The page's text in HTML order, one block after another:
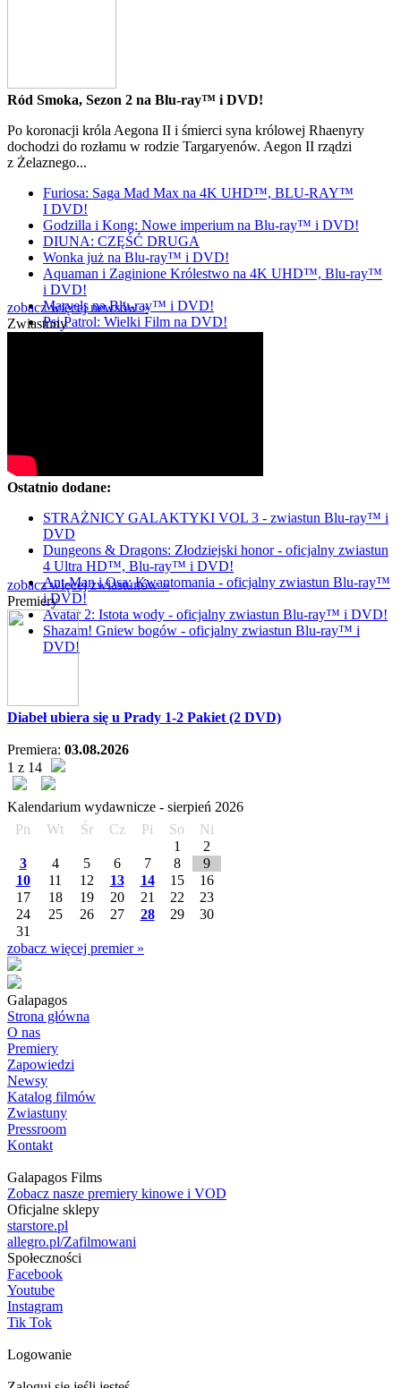
Ród Smoka, Sezon 2 na Blu-ray™ i DVD!
Po koronacji króla Aegona II i śmierci syna królowej Rhaenyry
dochodzi do rozłamu w rodzie Targaryenów. Aegon II rządzi
z Żelaznego...
Furiosa: Saga Mad Max na 4K UHD™, BLU-RAY™
I DVD!
Godzilla i Kong: Nowe imperium na Blu-ray™ i DVD!
DIUNA: CZĘŚĆ DRUGA
Wonka już na Blu-ray™ i DVD!
Aquaman i Zaginione Królestwo na 4K UHD™, Blu-ray™
i DVD!
Marvels na Blu-ray™ i DVD!
Psi Patrol: Wielki Film na DVD!
zobacz więcej newsów »
Zwiastuny
Ostatnio dodane:
STRAŻNICY GALAKTYKI VOL 3 - zwiastun Blu-ray™ i
DVD
Dungeons & Dragons: Złodziejski honor - oficjalny zwiastun
4 Ultra HD™, Blu-ray™ i DVD!
Ant-Man i Osa: Kwantomania - oficjalny zwiastun Blu-ray™
i DVD!
Avatar 2: Istota wody - oficjalny zwiastun Blu-ray™ i DVD!
Shazam! Gniew bogów - oficjalny zwiastun Blu-ray™ i
DVD!
zobacz więcej zwiastunów »
Premiery
Diabeł ubiera się u Prady 1-2 Pakiet (2 DVD)
Premiera: 03.08.2026
1 z 14
Kalendarium wydawnicze - sierpień 2026
Pn
Wt Śr Cz Pi So
Ni
1
2
3
4 5 6 7 8
9
10
11 12 13 14 15
16
17
18 19 20 21 22
23
24
25 26 27 28 29
30
31
zobacz więcej premier »
Galapagos
Strona główna
O nas
Premiery
Zapowiedzi
Newsy
Katalog filmów
Zwiastuny
Pressroom
Kontakt
Galapagos Films
Zobacz nasze premiery kinowe i VOD
Oficjalne sklepy
starstore.pl
allegro.pl/Zafilmowani
Społeczności
Facebook
Youtube
Instagram
Tik Tok
Logowanie